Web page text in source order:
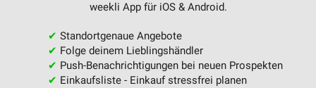
weekli App für iOS & Android.
✔ Standortgenaue Angebote
✔ Folge deinem Lieblingshändler
✔ Push-Benachrichtigungen bei neuen Prospekten
✔ Einkaufsliste - Einkauf stressfrei planen